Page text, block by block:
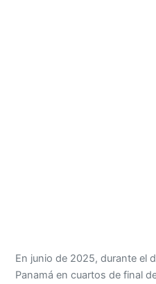
En junio de 2025, durante el
Panamá en cuartos de final